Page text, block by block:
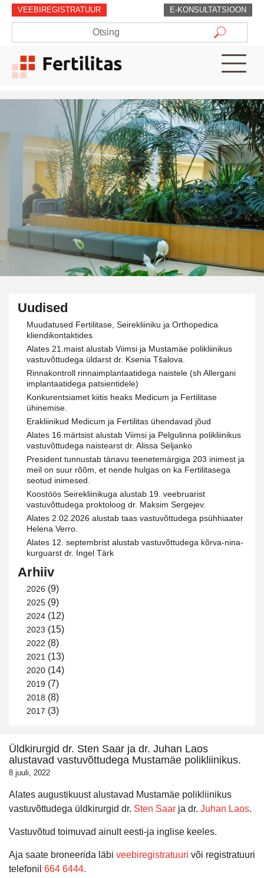
Arstid
Patsiendiinfo
Uudised
Fertilitasest
Kontakt
VEEBIREGISTRATUUR E-KONSULTATSIOON
Uudised
Muudatused Fertilitase, Seirekliiniku ja Orthopedica
kliendikontaktides
Alates 21.maist alustab Viimsi ja Mustamäe polikliinikus
vastuvõttudega üldarst dr. Ksenia Tšalova.
Rinnakontroll rinnaimplantaatidega naistele (sh Allergani
implantaatidega patsientidele)
Konkurentsiamet kiitis heaks Medicum ja Fertilitase
ühinemise.
Erakliinikud Medicum ja Fertilitas ühendavad jõud
Alates 16.märtsist alustab Viimsi ja Pelgulinna polikliinikus
vastuvõttudega naistearst dr. Alissa Seljanko
President tunnustab tänavu teenetemärgiga 203 inimest ja
meil on suur rõõm, et nende hulgas on ka Fertilitasega
seotud inimesed.
Koostöös Seirekliinikuga alustab 19. veebruarist
vastuvõttudega proktoloog dr. Maksim Sergejev.
Alates 2.02.2026 alustab taas vastuvõttudega psühhiaater
Helena Verro.
Alates 12. septembrist alustab vastuvõttudega kõrva-nina-
kurguarst dr. Ingel Tärk
Arhiiv
2026 (9)
2025 (9)
2024 (12)
2023 (15)
2022 (8)
2021 (13)
2020 (14)
2019 (7)
2018 (8)
2017 (3)
Üldkirurgid dr. Sten Saar ja dr. Juhan Laos
alustavad vastuvõttudega Mustamäe polikliinikus.
8 juuli, 2022
Alates augustikuust alustavad Mustamäe polikliinikus
vastuvõttudega üldkirurgid dr. Sten Saar ja dr. Juhan Laos.
Vastuvõtud toimuvad ainult eesti-ja inglise keeles.
Aja saate broneerida läbi veebiregistratuuri või registratuuri
telefonil 664 6444.